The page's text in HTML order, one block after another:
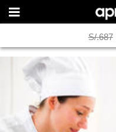
S/.687